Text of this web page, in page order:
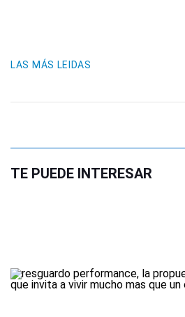
LAS MÁS LEIDAS
TE PUEDE INTERESAR